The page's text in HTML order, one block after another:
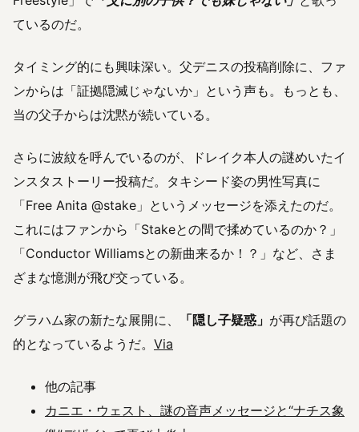
ているのだ。
タイミング的にも興味深い。父デニスの投稿削除に、ファ
ンからは「証拠隠滅じゃないか」という声も。もっとも、
当の父子からは沈黙が続いている。
さらに波紋を呼んでいるのが、ドレイク本人の謎めいたイ
ンスタストーリー投稿だ。タキシード姿の男性写真に
「Free Anita @stake」というメッセージを添えたのだ。
これにはファンから「Stakeとの間で揉めているのか？」
「Conductor Williamsとの新曲来るか！？」など、さま
ざまな憶測が飛び交っている。
グラハム家の新たな展開に、 「隠し子疑惑」 が再び話題の
的となっているようだ。 Via
他の記事
カニエ・ウェスト、謎の音声メッセージと“ナチス象